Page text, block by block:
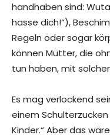
handhaben sind:
hasse dich!“),
Regeln oder sogar
können Mütter, die
tun haben, mit
Es mag verlockend
einem Schulterzucken
Kinder.“ Aber das